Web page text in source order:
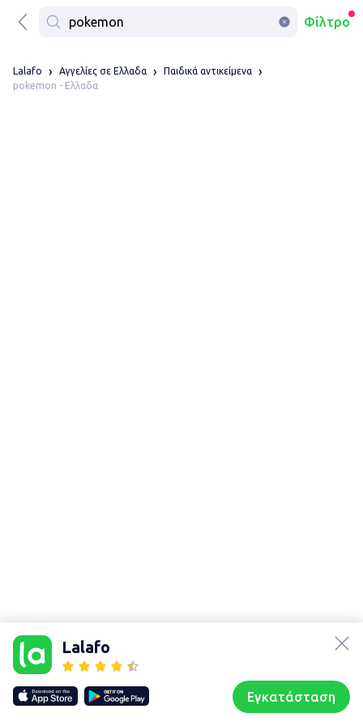
Φίλτρο
Lalafo
Εγκατάσταση
Lalafo Αγγελίες σε Ελλαδα
Παιδικά αντικείμενα
pokemon - Ελλαδα
Our websites
lalafo.kg
lalafo.rs
lalafo.pl
Sitemap
Συζητήσεις Προφίλ